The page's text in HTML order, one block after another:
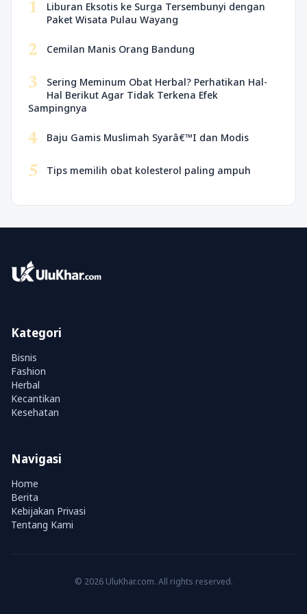
1
Liburan Eksotis ke Surga Tersembunyi dengan
Paket Wisata Pulau Wayang
2 Cemilan Manis Orang Bandung
3
Sering Meminum Obat Herbal? Perhatikan Hal-
Hal Berikut Agar Tidak Terkena Efek
Sampingnya
4 Baju Gamis Muslimah Syarâ€™I dan Modis
5 Tips memilih obat kolesterol paling ampuh
Kategori
Bisnis
Fashion
Herbal
Kecantikan
Kesehatan
Navigasi
Home
Berita
Kebijakan Privasi
Tentang Kami
© 2026 UluKhar.com. All rights reserved.